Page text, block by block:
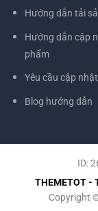
Hướng dẫn tải
Hướng dẫn cập
phẩm
Yêu cầu cập
Blog hướng dẫn
ID:
THEMETOT -
Copyright